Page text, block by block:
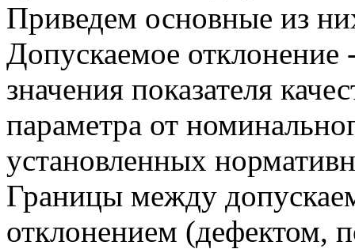
Приведем основные из
Допускаемое отклонение
значения показателя
параметра от
установленных
Границы между
отклонением (дефектом,